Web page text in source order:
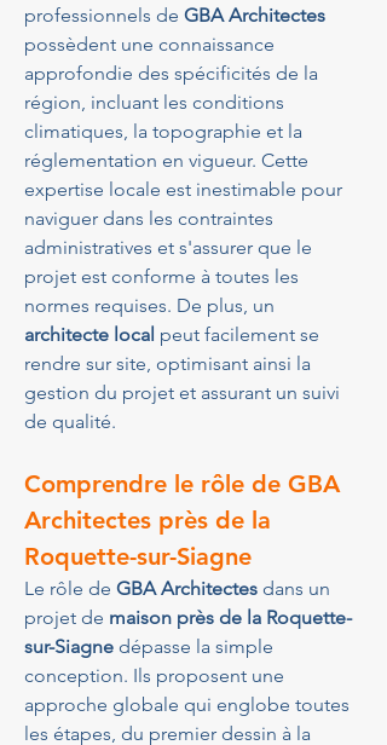
professionnels de GBA Architectes
possèdent une connaissance
approfondie des spécificités de la
région, incluant les conditions
climatiques, la topographie et la
réglementation en vigueur. Cette
expertise locale est inestimable pour
naviguer dans les contraintes
administratives et s'assurer que le
projet est conforme à toutes les
normes requises. De plus, un
architecte local peut facilement se
rendre sur site, optimisant ainsi la
gestion du projet et assurant un suivi
de qualité.
Comprendre le rôle de GBA
Architectes près de la
Roquette-sur-Siagne
Le rôle de GBA Architectes dans un
projet de maison près de la Roquette-
sur-Siagne dépasse la simple
conception. Ils proposent une
approche globale qui englobe toutes
les étapes, du premier dessin à la